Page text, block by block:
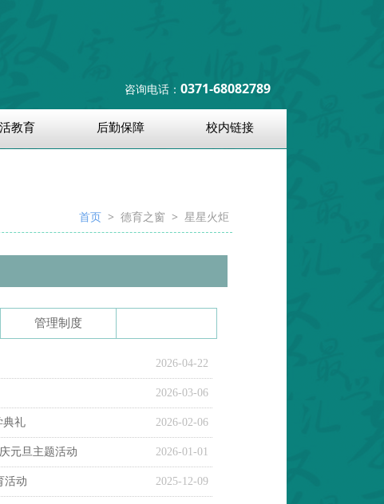
0371-68082789
咨询电话：
教育 后勤保障 校内链接
首页 > 德育之窗 > 星星火炬
管理制度
2026-04-22
2026-03-06
2026-02-06
典礼
2026-01-01
元旦主题活动
2025-12-09
活动